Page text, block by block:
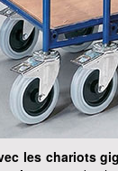
les chariots